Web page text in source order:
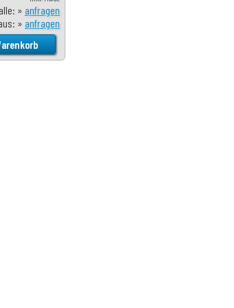
» anfragen
» anfragen